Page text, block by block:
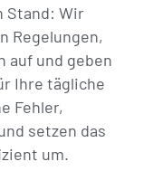
Stand: Wir
Regelungen,
auf und geben
Ihre tägliche
Fehler,
setzen das
um.